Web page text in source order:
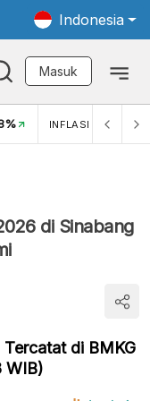
Indonesia
Masuk
INFLASI MOM (MEI)
di Sinabang
Tercatat di BMKG
WIB)